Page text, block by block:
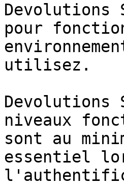
Devolutions
pour
utilisez.
Devolutions
niveaux
sont au
essentiel